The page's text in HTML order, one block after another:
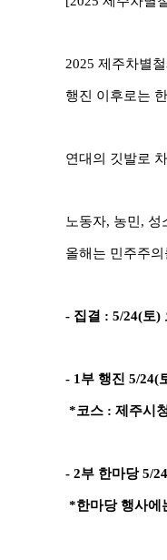
2025 제주차별
행진 이후로는
연대의 깃발로
노동자, 농민, 성
올해는 민주주
- 집결 : 5/24(토)
- 1부 행진 5/24(
*코스 : 제주시
- 2부 한마당 5/
*한마당 행사에